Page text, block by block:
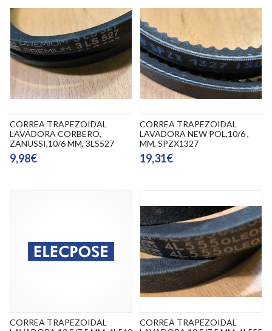
CORREA TRAPEZOIDAL
LAVADORA CORBERO,
ZANUSSI,10/6 MM, 3LS527
9,98€
CORREA TRAPEZOIDAL
LAVADORA NEW POL,10/6 ,
MM, SPZX1327
19,31€
CORREA TRAPEZOIDAL
CORREA TRAPEZOIDAL